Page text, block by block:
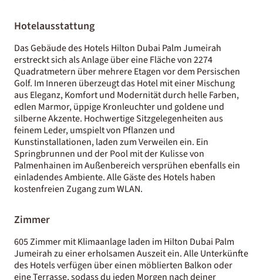
Hotelausstattung
Das Gebäude des Hotels Hilton Dubai Palm Jumeirah
erstreckt sich als Anlage über eine Fläche von 2274
Quadratmetern über mehrere Etagen vor dem Persischen
Golf. Im Inneren überzeugt das Hotel mit einer Mischung
aus Eleganz, Komfort und Modernität durch helle Farben,
edlen Marmor, üppige Kronleuchter und goldene und
silberne Akzente. Hochwertige Sitzgelegenheiten aus
feinem Leder, umspielt von Pflanzen und
Kunstinstallationen, laden zum Verweilen ein. Ein
Springbrunnen und der Pool mit der Kulisse von
Palmenhainen im Außenbereich versprühen ebenfalls ein
einladendes Ambiente. Alle Gäste des Hotels haben
kostenfreien Zugang zum WLAN.
Zimmer
605 Zimmer mit Klimaanlage laden im Hilton Dubai Palm
Jumeirah zu einer erholsamen Auszeit ein. Alle Unterkünfte
des Hotels verfügen über einen möblierten Balkon oder
eine Terrasse, sodass du jeden Morgen nach deiner